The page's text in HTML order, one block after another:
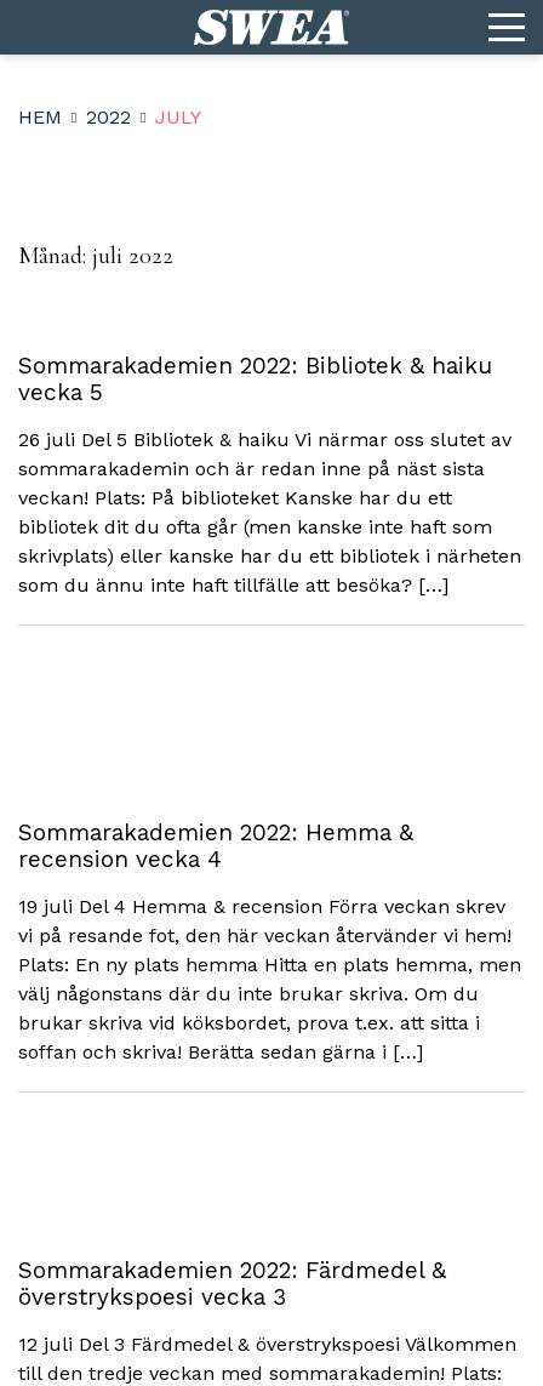
HEM 2022 JULY
Månad: juli 2022
Sommarakademien 2022: Bibliotek & haiku
vecka 5
26 juli Del 5 Bibliotek & haiku Vi närmar oss slutet av
sommarakademin och är redan inne på näst sista
veckan! Plats: På biblioteket Kanske har du ett
bibliotek dit du ofta går (men kanske inte haft som
skrivplats) eller kanske har du ett bibliotek i närheten
som du ännu inte haft tillfälle att besöka? […]
Sommarakademien 2022: Hemma &
recension vecka 4
19 juli Del 4 Hemma & recension Förra veckan skrev
vi på resande fot, den här veckan återvänder vi hem!
Plats: En ny plats hemma Hitta en plats hemma, men
välj någonstans där du inte brukar skriva. Om du
brukar skriva vid köksbordet, prova t.ex. att sitta i
soffan och skriva! Berätta sedan gärna i […]
Sommarakademien 2022: Färdmedel &
överstrykspoesi vecka 3
12 juli Del 3 Färdmedel & överstrykspoesi Välkommen
till den tredje veckan med sommarakademin! Plats: